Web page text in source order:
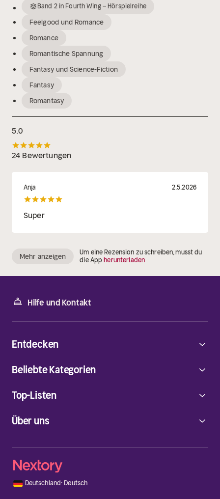
Band 2inFourth Wing – Hörspielreihe
Feelgood und Romance
Romance
Romantische Spannung
Fantasy und Science-Fiction
Fantasy
Romantasy
5.0
24 Bewertungen
Anja 2.5.2026
Super
Mehr anzeigen
Um eine Rezension zu schreiben, musst du
die Appherunterladen
Hilfe und Kontakt
Über uns
Entdecken
Beliebte Kategorien
Top-Listen
🇩🇪 Deutschland·Deutsch